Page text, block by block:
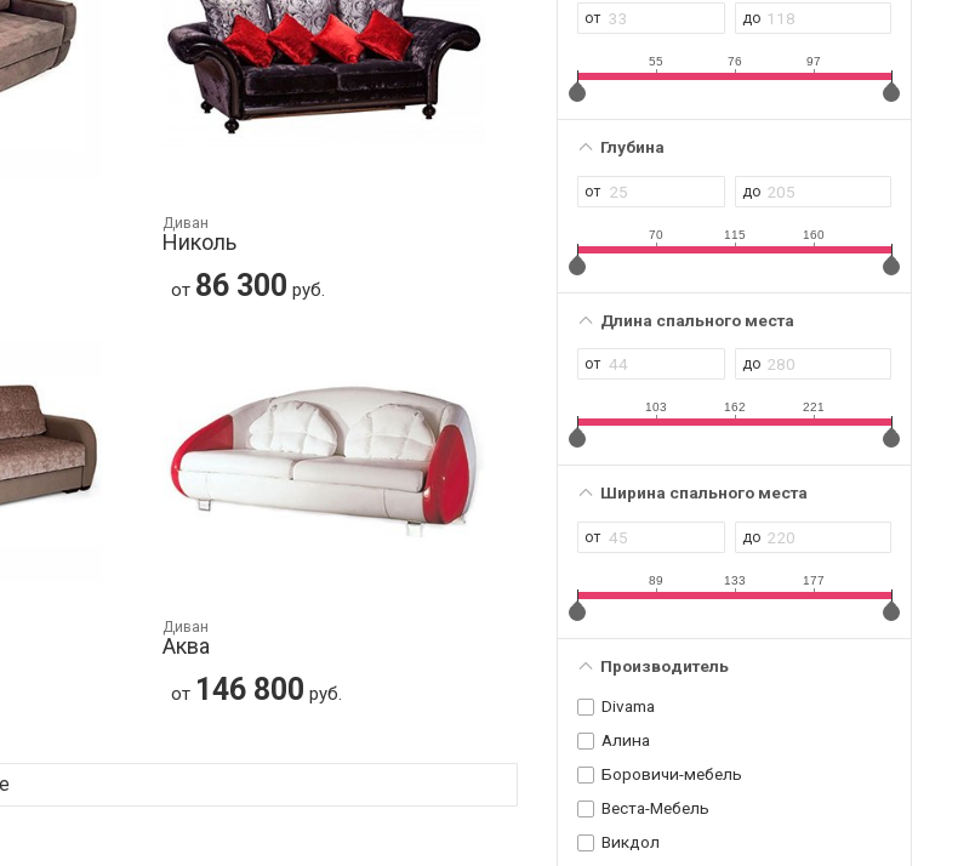
55 76 97
Глубина
70 115 160
Длина спального места
103 162 221
Ширина спального места
89 133 177
Производитель
Divama
Алина
Боровичи-мебель
Веста-Мебель
Викдол
Диван
Николь
от 86 300 руб.
Диван
Аква
от 146 800 руб.